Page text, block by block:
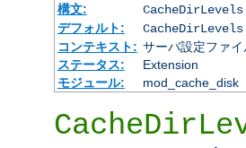
構文:
CacheDirLevels
デフォルト:
コンテキスト: サーバ設定ファ
ステータス:
Extension
モジュール:
mod_cache_disk